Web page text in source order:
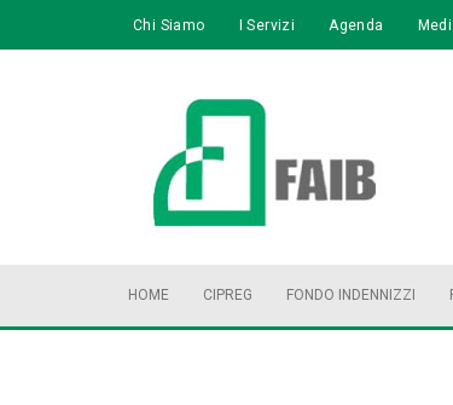
Chi Siamo I Servizi Agenda
HOME CIPREG FONDO INDENNIZZI